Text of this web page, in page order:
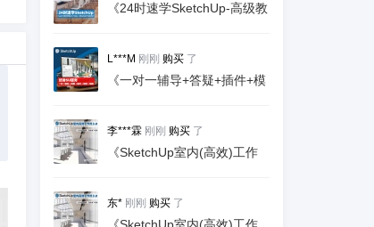
《24时速学SketchUp-高级教
L***M 刚刚 购买 了
《一对一辅导+答疑+插件+模
李***霖 刚刚 购买 了
《SketchUp室内(高效)工作
东* 刚刚 购买 了
《SketchUp室内(高效)工作